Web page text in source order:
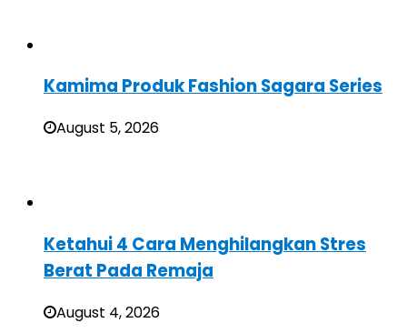
Kamima Produk Fashion Sagara Series
August 5, 2026
Ketahui 4 Cara Menghilangkan Stres
Berat Pada Remaja
August 4, 2026